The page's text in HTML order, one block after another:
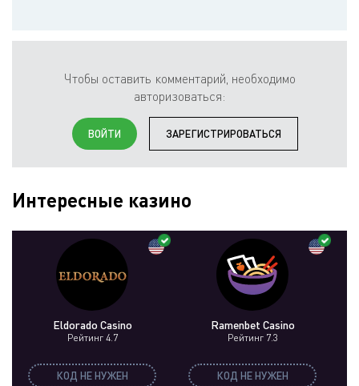
Чтобы оставить комментарий, необходимо
авторизоваться:
ВОЙТИ ЗАРЕГИСТРИРОВАТЬСЯ
Интересные казино
Eldorado Casino
Рейтинг 4.7
КОД НЕ НУЖЕН
Ramenbet Casino
Рейтинг 7.3
КОД НЕ НУЖЕН